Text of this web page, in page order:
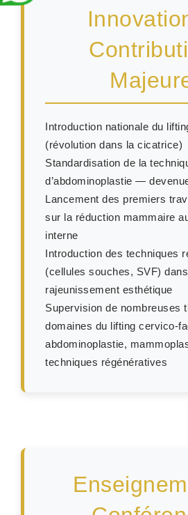
Introduction nationale du
(révolution dans la cicatrice)
Standardisation de la
d’abdominoplastie —
Lancement des premiers
sur la réduction mammaire
interne
Introduction des techniques
(cellules souches, SVF)
rajeunissement esthétique
Supervision de nombreuses
domaines du lifting cervico-
abdominoplastie,
techniques régénératives